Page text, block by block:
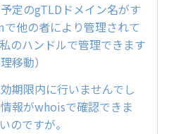
定のgTLDドメイン名がす
他の者により管理されて
のハンドルで管理できます
移動）
期限内に行いませんでし
報がwhoisで確認できま
のですが。